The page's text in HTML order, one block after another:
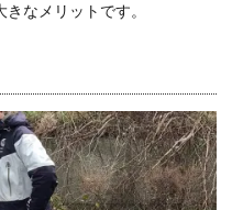
なメリットです。